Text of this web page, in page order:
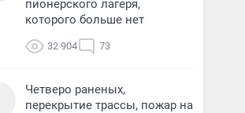
пионерского лагеря,
которого больше нет
32 904 73
Четверо раненых,
перекрытие трассы, пожар на